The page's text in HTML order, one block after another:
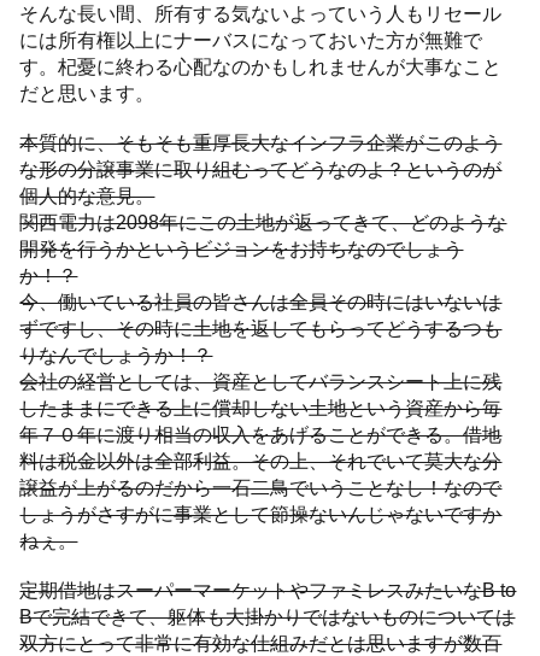
そんな長い間、所有する気ないよっていう人もリセール
には所有権以上にナーバスになっておいた方が無難で
す。杞憂に終わる心配なのかもしれませんが大事なこと
だと思います。
本質的に、そもそも重厚長大なインフラ企業がこのよう
な形の分譲事業に取り組むってどうなのよ？というのが
個人的な意見。
関西電力は2098年にこの土地が返ってきて、どのような
開発を行うかというビジョンをお持ちなのでしょう
か！？
今、働いている社員の皆さんは全員その時にはいないは
ずですし、その時に土地を返してもらってどうするつも
りなんでしょうか！？
会社の経営としては、資産としてバランスシート上に残
したままにできる上に償却しない土地という資産から毎
年７０年に渡り相当の収入をあげることができる。借地
料は税金以外は全部利益。その上、それでいて莫大な分
譲益が上がるのだから一石二鳥でいうことなし！なので
しょうがさすがに事業として節操ないんじゃないですか
ねぇ。
定期借地はスーパーマーケットやファミレスみたいなB to
Bで完結できて、躯体も大掛かりではないものについては
双方にとって非常に有効な仕組みだとは思いますが数百